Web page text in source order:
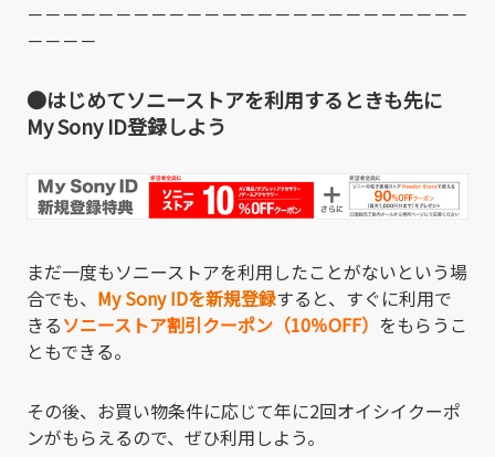
－－－－－－－－－－－－－－－－－－－－－－－－－
－－－－
●はじめてソニーストアを利用するときも先に
My Sony ID登録しよう
まだ一度もソニーストアを利用したことがないという場
合でも、 My Sony IDを新規登録すると、すぐに利用で
きるソニーストア割引クーポン（10％OFF） をもらうこ
ともできる。
その後、お買い物条件に応じて年に2回オイシイクーポ
ンがもらえるので、ぜひ利用しよう。